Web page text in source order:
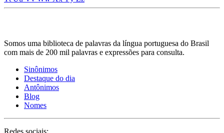
Somos uma biblioteca de palavras da língua portuguesa do Brasil
com mais de 200 mil palavras e expressões para consulta.
Sinônimos
Destaque do dia
Antônimos
Blog
Nomes
Redes sociais: